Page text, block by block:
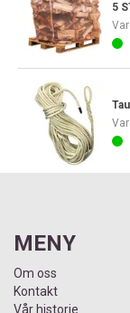
5
MENY
Om oss
Kontakt
Vår historie